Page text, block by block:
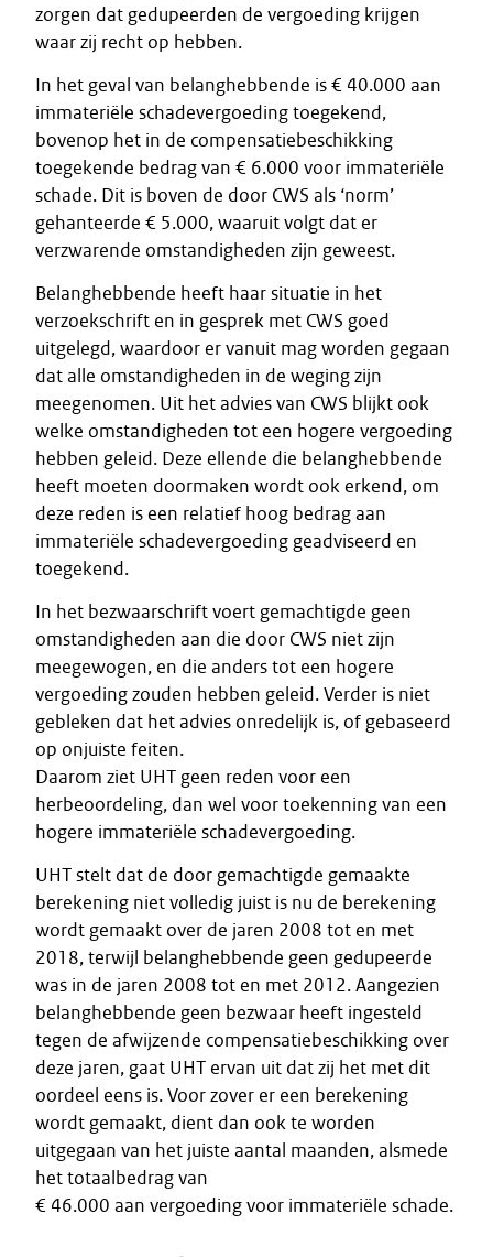
zorgen dat gedupeerden de vergoeding krijgen
waar zij recht op hebben.
In het geval van belanghebbende is € 40.000 aan
immateriële schadevergoeding toegekend,
bovenop het in de compensatiebeschikking
toegekende bedrag van € 6.000 voor immateriële
schade. Dit is boven de door CWS als ‘norm’
gehanteerde € 5.000, waaruit volgt dat er
verzwarende omstandigheden zijn geweest.
Belanghebbende heeft haar situatie in het
verzoekschrift en in gesprek met CWS goed
uitgelegd, waardoor er vanuit mag worden gegaan
dat alle omstandigheden in de weging zijn
meegenomen. Uit het advies van CWS blijkt ook
welke omstandigheden tot een hogere vergoeding
hebben geleid. Deze ellende die belanghebbende
heeft moeten doormaken wordt ook erkend, om
deze reden is een relatief hoog bedrag aan
immateriële schadevergoeding geadviseerd en
toegekend.
In het bezwaarschrift voert gemachtigde geen
omstandigheden aan die door CWS niet zijn
meegewogen, en die anders tot een hogere
vergoeding zouden hebben geleid. Verder is niet
gebleken dat het advies onredelijk is, of gebaseerd
op onjuiste feiten.
Daarom ziet UHT geen reden voor een
herbeoordeling, dan wel voor toekenning van een
hogere immateriële schadevergoeding.
UHT stelt dat de door gemachtigde gemaakte
berekening niet volledig juist is nu de berekening
wordt gemaakt over de jaren 2008 tot en met
2018, terwijl belanghebbende geen gedupeerde
was in de jaren 2008 tot en met 2012. Aangezien
belanghebbende geen bezwaar heeft ingesteld
tegen de afwijzende compensatiebeschikking over
deze jaren, gaat UHT ervan uit dat zij het met dit
oordeel eens is. Voor zover er een berekening
wordt gemaakt, dient dan ook te worden
uitgegaan van het juiste aantal maanden, alsmede
het totaalbedrag van
€ 46.000 aan vergoeding voor immateriële schade.